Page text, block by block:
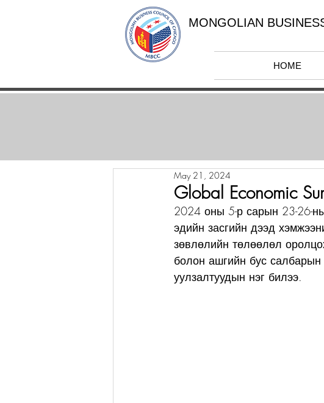
HOME
MONGOLIAN
Global Economic
May 21, 2024
2024 оны 5-р сарын 23-26-
эдийн засгийн дээд
зөвлөлийн төлөөлөл
болон ашгийн бус
уулзалтуудын нэг билээ.